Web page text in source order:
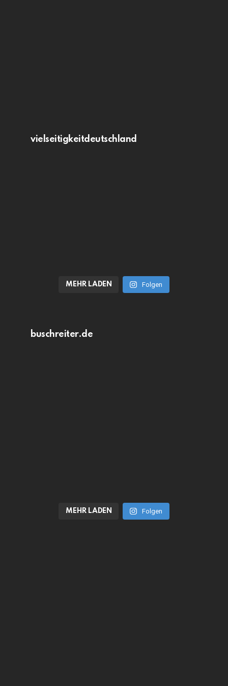
vielseitigkeitdeutschland
MEHR LADEN Folgen
buschreiter.de
MEHR LADEN Folgen